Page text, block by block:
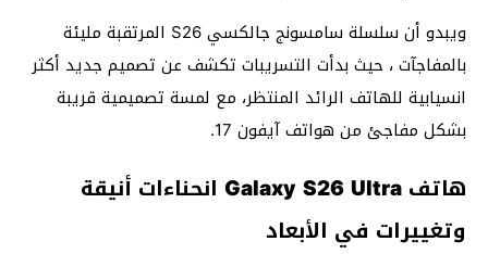
ويبدو أن سلسلة سامسونج جالكسي S26 المرتقبة مليئة
بالمفاجآت ، حيث بدأت التسريبات تكشف عن تصميم جديد أكثر
انسيابية للهاتف الرائد المنتظر، مع لمسة تصميمية قريبة
بشكل مفاجئ من هواتف آيفون 17.
هاتف Galaxy S26 Ultra انحناءات أنيقة
وتغييرات في الأبعاد